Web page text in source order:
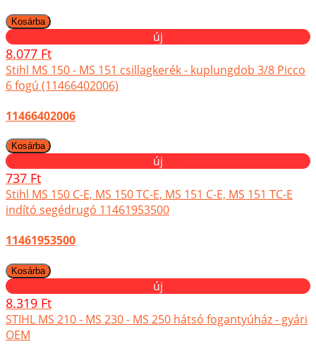
új
8.077 Ft
Stihl MS 150 - MS 151 csillagkerék - kuplungdob 3/8 Picco
6 fogú (11466402006)
11466402006
új
737 Ft
Stihl MS 150 C-E, MS 150 TC-E, MS 151 C-E, MS 151 TC-E
indító segédrugó 11461953500
11461953500
új
8.319 Ft
STIHL MS 210 - MS 230 - MS 250 hátsó fogantyúház - gyári
OEM